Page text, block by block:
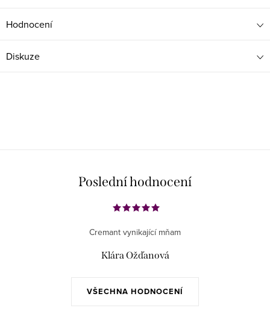
Hodnocení
Diskuze
Poslední hodnocení
VŠECHNA HODNOCENÍ
Cremant vynikající mňam
Klára Ožďanová